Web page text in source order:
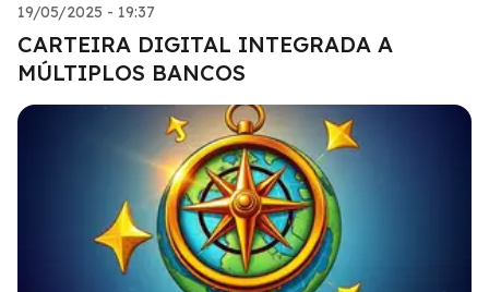
19/05/2025 - 19:37
CARTEIRA DIGITAL INTEGRADA A
MÚLTIPLOS BANCOS